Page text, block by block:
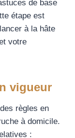
de base
étape est
à la hâte
votre
vigueur
règles en
à domicile.
: